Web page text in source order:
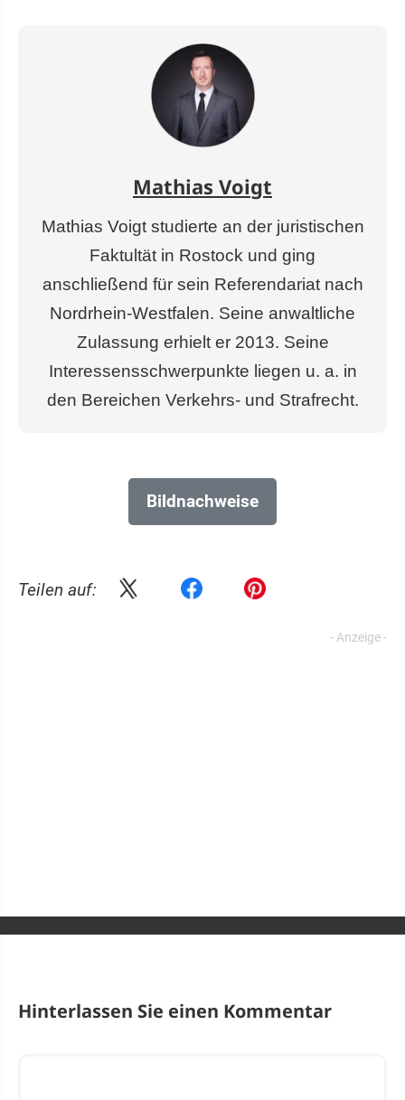
Mathias Voigt
Mathias Voigt studierte an der juristischen
Faktultät in Rostock und ging
anschließend für sein Referendariat nach
Nordrhein-Westfalen. Seine anwaltliche
Zulassung erhielt er 2013. Seine
Interessensschwerpunkte liegen u. a. in
den Bereichen Verkehrs- und Strafrecht.
Bildnachweise
Teilen auf:
Hinterlassen Sie einen Kommentar